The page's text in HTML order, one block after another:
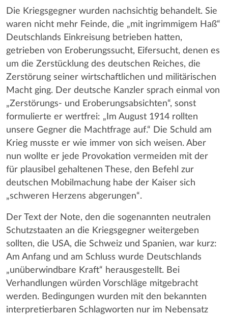
Die Kriegsgegner wurden nachsichtig behandelt. Sie
waren nicht mehr Feinde, die „mit ingrimmigem Haß“
Deutschlands Einkreisung betrieben hatten,
getrieben von Eroberungssucht, Eifersucht, denen es
um die Zerstücklung des deutschen Reiches, die
Zerstörung seiner wirtschaftlichen und militärischen
Macht ging. Der deutsche Kanzler sprach einmal von
„Zerstörungs- und Eroberungsabsichten“, sonst
formulierte er wertfrei: „Im August 1914 rollten
unsere Gegner die Machtfrage auf.“ Die Schuld am
Krieg musste er wie immer von sich weisen. Aber
nun wollte er jede Provokation vermeiden mit der
für plausibel gehaltenen These, den Befehl zur
deutschen Mobilmachung habe der Kaiser sich
„schweren Herzens abgerungen“.
Der Text der Note, den die sogenannten neutralen
Schutzstaaten an die Kriegsgegner weitergeben
sollten, die USA, die Schweiz und Spanien, war kurz:
Am Anfang und am Schluss wurde Deutschlands
„unüberwindbare Kraft“ herausgestellt. Bei
Verhandlungen würden Vorschläge mitgebracht
werden. Bedingungen wurden mit den bekannten
interpretierbaren Schlagworten nur im Nebensatz